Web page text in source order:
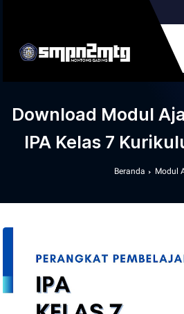
Download Modul
IPA Kelas 7
Beranda Modul